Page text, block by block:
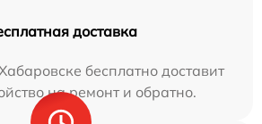
доставка
бесплатно доставит
на ремонт и обратно.